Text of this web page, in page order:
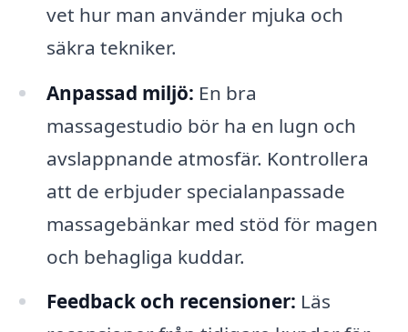
vet hur man använder mjuka och
säkra tekniker.
Anpassad miljö: En bra
massagestudio bör ha en lugn och
avslappnande atmosfär. Kontrollera
att de erbjuder specialanpassade
massagebänkar med stöd för magen
och behagliga kuddar.
Feedback och recensioner: Läs